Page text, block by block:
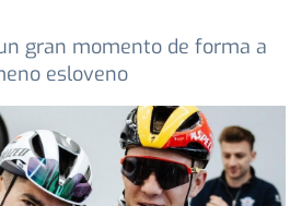
gran momento de forma a
esloveno